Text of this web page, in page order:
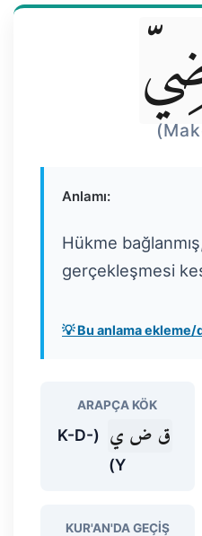
Anlamı:
Hükme
gerçekleşmesi
💡 Bu anlama
ARAPÇA KÖK
ق ض ي
(K-D-
Y)
KUR'AN'DA GEÇIŞ